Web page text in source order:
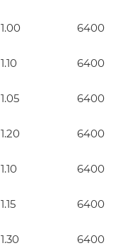
1.00 6400
1.10 6400
1.05 6400
1.20 6400
1.10 6400
1.15 6400
1.30 6400